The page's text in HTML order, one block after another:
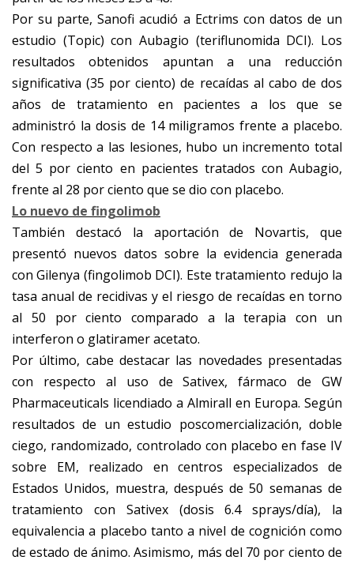
Por su parte, Sanofi acudió a Ectrims con datos de un
estudio (Topic) con Aubagio (teriflunomida DCI). Los
resultados obtenidos apuntan a una reducción
significativa (35 por ciento) de recaídas al cabo de dos
años de tratamiento en pacientes a los que se
administró la dosis de 14 miligramos frente a placebo.
Con respecto a las lesiones, hubo un incremento total
del 5 por ciento en pacientes tratados con Aubagio,
frente al 28 por ciento que se dio con placebo.
Lo nuevo de fingolimob
También destacó la aportación de Novartis, que
presentó nuevos datos sobre la evidencia generada
con Gilenya (fingolimob DCI). Este tratamiento redujo la
tasa anual de recidivas y el riesgo de recaídas en torno
al 50 por ciento comparado a la terapia con un
interferon o glatiramer acetato.
Por último, cabe destacar las novedades presentadas
con respecto al uso de Sativex, fármaco de GW
Pharmaceuticals licendiado a Almirall en Europa. Según
resultados de un estudio poscomercialización, doble
ciego, randomizado, controlado con placebo en fase IV
sobre EM, realizado en centros especializados de
Estados Unidos, muestra, después de 50 semanas de
tratamiento con Sativex (dosis 6.4 sprays/día), la
equivalencia a placebo tanto a nivel de cognición como
de estado de ánimo. Asimismo, más del 70 por ciento de